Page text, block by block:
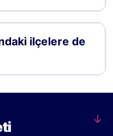
ilçelere de
↓